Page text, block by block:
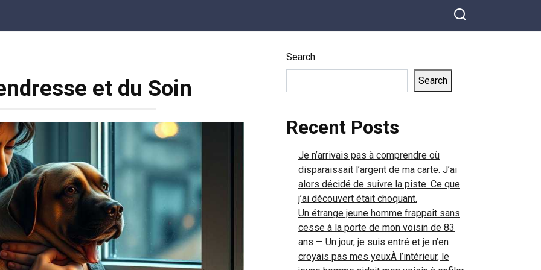
et du Soin
Search
Search
Recent Posts
Je n’arrivais pas à comprendre où
disparaissait l’argent de ma carte. J’ai
alors décidé de suivre la piste. Ce que
j’ai découvert était choquant.
Un étrange jeune homme frappait sans
cesse à la porte de mon voisin de 83
ans — Un jour, je suis entré et je n’en
croyais pas mes yeuxÀ l’intérieur, le